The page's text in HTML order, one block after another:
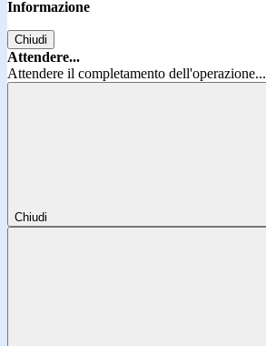
Informazione
Chiudi
Attendere...
Attendere il completamento dell'operazione...
Chiudi